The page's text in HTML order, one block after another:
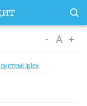
- A +
системі iplex